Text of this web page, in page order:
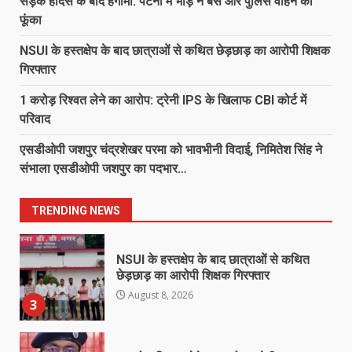
फूंका
NSUI के हस्तक्षेप के बाद छात्राओं से कथित छेड़छाड़ का आरोपी शिक्षक
गिरफ्तार
1 करोड़ रिश्वत लेने का आरोप: ट्रेनी IPS के खिलाफ CBI कोर्ट में
परिवाद
एसडीओपी जशपुर चंद्रशेखर परमा को भावभीनी विदाई, निमितेश सिंह ने
संभाला एसडीओपी जशपुर का पदभार…
TRENDING NEWS
7
1
August 8, 2026
2
सड़क हादसे के बाद हंगामा: पटना में भीड़ ने
बस और पुलिस वाहन को फूंका
August 8, 2026
3
NSUI के हस्तक्षेप के बाद छात्राओं से कथित
छेड़छाड़ का आरोपी शिक्षक गिरफ्तार
August 8, 2026